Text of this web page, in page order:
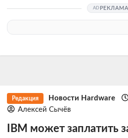
РЕКЛАМА
Редакция Новости Hardware
Алексей Сычёв
IBM может заплатить